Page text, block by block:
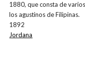
1880, que consta de
los agustinos de Filipinas.
1892
Jordana